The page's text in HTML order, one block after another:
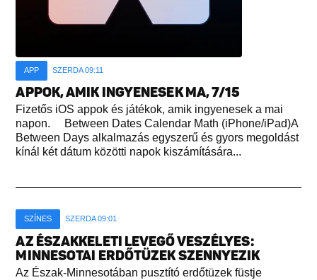
APP SZERDA 09:11
APPOK, AMIK INGYENESEK MA, 7/15
Fizetős iOS appok és játékok, amik ingyenesek a mai
napon. Between Dates Calendar Math (iPhone/iPad)A
Between Days alkalmazás egyszerű és gyors megoldást
kínál két dátum közötti napok kiszámítására...
SZÍNES SZERDA 09:01
AZ ÉSZAKKELETI LEVEGŐ VESZÉLYES:
MINNESOTAI ERDŐTÜZEK SZENNYEZIK
Az Észak-Minnesotában pusztító erdőtüzek füstje